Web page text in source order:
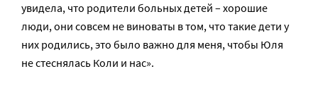
увидела, что родители больных детей – хорошие
люди, они совсем не виноваты в том, что такие дети у
них родились, это было важно для меня, чтобы Юля
не стеснялась Коли и нас».